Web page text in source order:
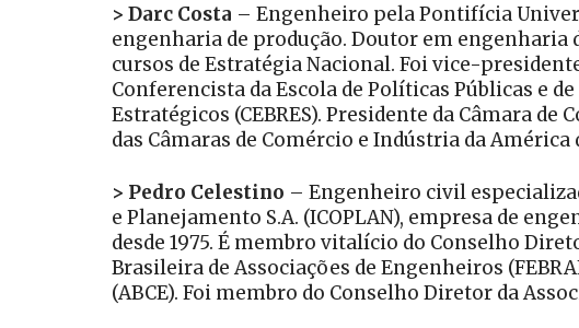
> Darc Costa – Engenheiro pela Pontifícia
engenharia de produção. Doutor em engenharia
cursos de Estratégia Nacional. Foi vice-
Conferencista da Escola de Políticas Públicas e
Estratégicos (CEBRES). Presidente da Câmara
das Câmaras de Comércio e Indústria da América
> Pedro Celestino – Engenheiro civil
e Planejamento S.A. (ICOPLAN), empresa de
desde 1975. É membro vitalício do Conselho
Brasileira de Associações de Engenheiros
(ABCE). Foi membro do Conselho Diretor da